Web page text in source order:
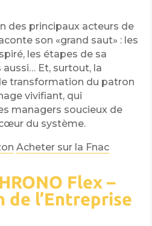
des principaux acteurs de
son «grand saut» : les
les étapes de sa
aussi… Et, surtout, la
transformation du patron
vivifiant, qui
managers soucieux de
du système.
Acheter sur la Fnac
Flex –
de l’Entreprise